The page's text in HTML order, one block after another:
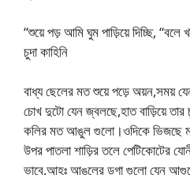
“শুয়ে পড় আমি ঘুম পাড়িয়ে দিচ্ছি, “বলে
চুদা কাহিনি
বাধ্য ছেলের মত শুয়ে পড়ে অয়ন,সময়
চোখ দুটো যেন জ্বলছে,হাত বাড়িয়ে তার
কলির মত আঙুল গুলো।ওদিকে ভিজছে
উপর পাতলা শাড়ির তলে পেটিকোটের
ভাবে,আহঃ আঙুলের ডগা গুলো যেন